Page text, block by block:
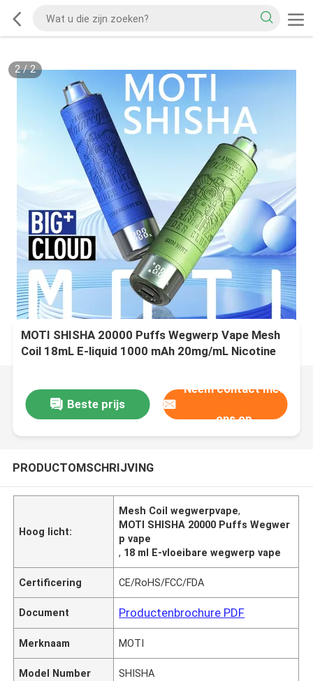
2/2
MOTI SHISHA 20000 Puffs Wegwerp Vape Mesh
Coil 18mL E-liquid 1000 mAh 20mg/mL Nicotine
Beste prijs
Neem contact met
ons op
PRODUCTOMSCHRIJVING
Hoog licht:
Mesh Coil wegwerpvape,
MOTI SHISHA 20000 Puffs Wegwer
p vape
, 18 ml E-vloeibare wegwerp vape
Certificering CE/RoHS/FCC/FDA
Document Productenbrochure PDF
Merknaam MOTI
Model Number SHISHA